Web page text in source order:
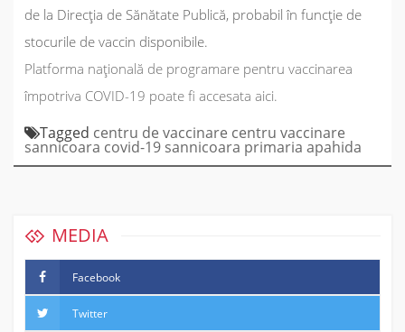
de la Direcția de Sănătate Publică, probabil în funcție de
stocurile de vaccin disponibile.
Platforma națională de programare pentru vaccinarea
împotriva COVID-19 poate fi accesata aici.
Tagged centru de vaccinare centru vaccinare
sannicoara covid-19 sannicoara primaria apahida
MEDIA
Facebook
Twitter